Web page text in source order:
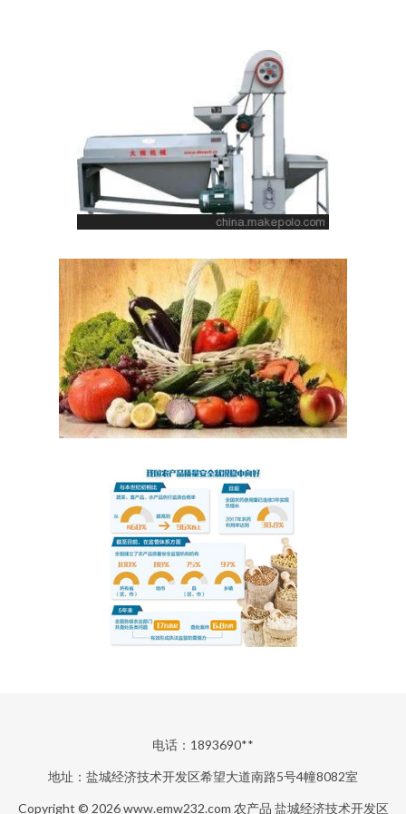
电话：1893690**
地址：盐城经济技术开发区希望大道南路5号4幢8082室
Copyright © 2026www.emw232.com 农产品 盐城经济技术开发区